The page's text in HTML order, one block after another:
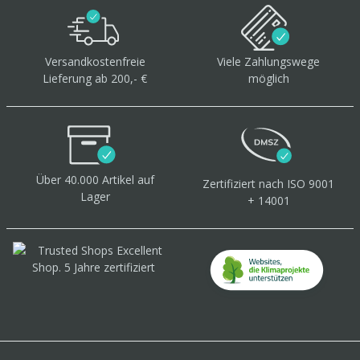
Versandkostenfreie
Lieferung ab 200,- €
Viele Zahlungswege
möglich
Über 40.000 Artikel auf
Lager
Zertifiziert nach ISO 9001
+ 14001